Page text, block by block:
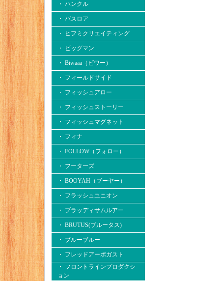
・ ハンクル
・ バスロア
・ ヒフミクリエイティング
・ ビッグマン
・ Biwaaa（ビワー）
・ フィールドサイド
・ フィッシュアロー
・ フィッシュストーリー
・ フィッシュマグネット
・ フィナ
・ FOLLOW（フォロー）
・ フーターズ
・ BOOYAH（ブーヤー）
・ フラッシュユニオン
・ ブラッディサムルアー
・ BRUTUS(ブルータス)
・ ブルーブルー
・ フレッドアーボガスト
・ フロントラインプロダクシ
ョン